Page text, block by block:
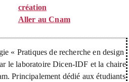
création
Aller au Cnam
« Pratiques de recherche en design
le laboratoire Dicen-IDF et la chaire
Principalement dédié aux étudiants